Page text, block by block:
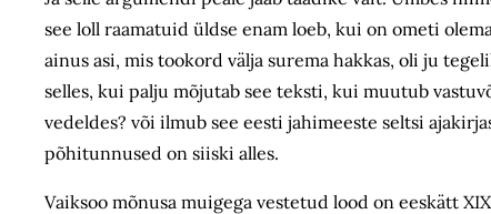
see loll raamatuid üldse enam loeb, kui on ometi
ainus asi, mis tookord välja surema hakkas, oli ju
selles, kui palju mõjutab see teksti, kui muutub
vedeldes? või ilmub see eesti jahimeeste seltsi
põhitunnused on siiski alles.
Vaiksoo mõnusa muigega vestetud lood on eeskätt